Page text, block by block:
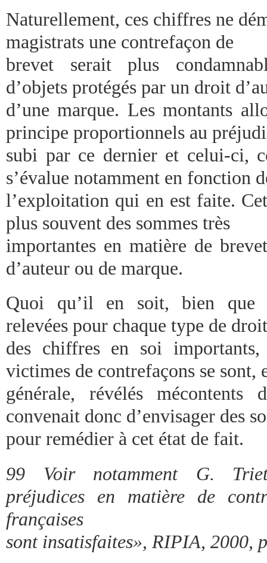
Naturellement, ces chiffres ne
magistrats une contrefaçon de
brevet serait plus
d’objets protégés par un droit
d’une marque. Les montants
principe proportionnels au
subi par ce dernier et celui-ci,
s’évalue notamment en fonction
l’exploitation qui en est faite.
plus souvent des sommes très
importantes en matière de
d’auteur ou de marque.
Quoi qu’il en soit, bien que
relevées pour chaque type de
des chiffres en soi
victimes de contrefaçons se sont,
générale, révélés
convenait donc d’envisager des
pour remédier à cet état de fait.
99 Voir notamment G.
préjudices en matière de
françaises
sont insatisfaites», RIPIA, 2000,